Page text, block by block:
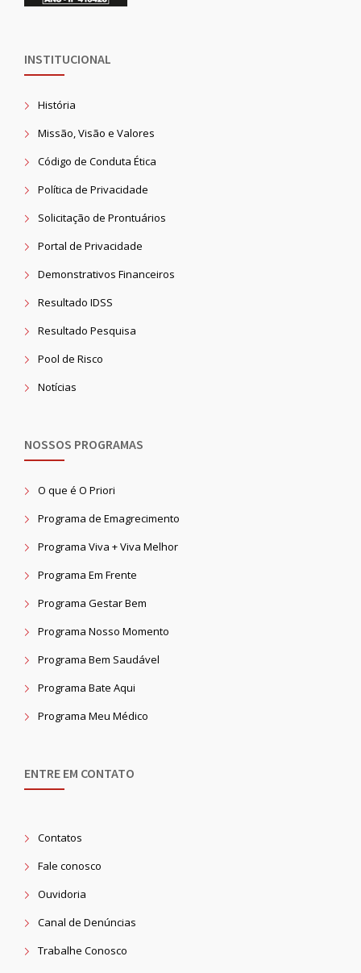
INSTITUCIONAL
História
Missão, Visão e Valores
Código de Conduta Ética
Política de Privacidade
Solicitação de Prontuários
Portal de Privacidade
Demonstrativos Financeiros
Resultado IDSS
Resultado Pesquisa
Pool de Risco
Notícias
NOSSOS PROGRAMAS
O que é O Priori
Programa de Emagrecimento
Programa Viva + Viva Melhor
Programa Em Frente
Programa Gestar Bem
Programa Nosso Momento
Programa Bem Saudável
Programa Bate Aqui
Programa Meu Médico
ENTRE EM CONTATO
Contatos
Fale conosco
Ouvidoria
Canal de Denúncias
Trabalhe Conosco